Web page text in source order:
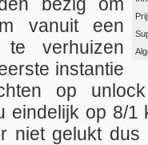
bezig om
vanuit een
te verhuizen
instantie
op
eindelijk op 8/1
niet gelukt